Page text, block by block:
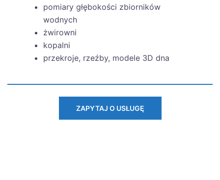
pomiary głębokości zbiorników
wodnych
żwirowni
kopalni
przekroje, rzeźby, modele 3D dna
ZAPYTAJ O USŁUGĘ